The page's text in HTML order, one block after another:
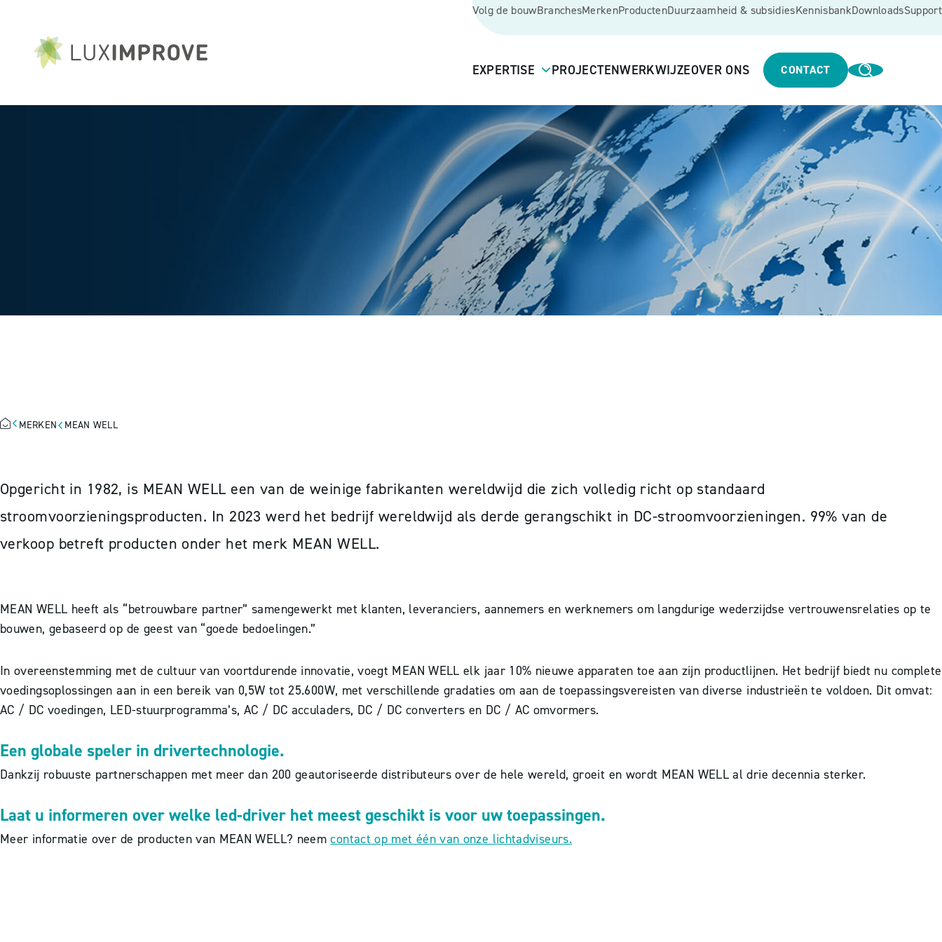
Volg de bouwBranchesMerkenProductenDuurzaamheid & subsidiesKennisbankDownloadsSupport
EXPERTISE PROJECTENWERKWIJZEOVER ONS CONTACT
MERKEN MEAN WELL
Opgericht in 1982, is MEAN WELL een van de weinige fabrikanten wereldwijd die zich volledig richt op standaard
stroomvoorzieningsproducten. In 2023 werd het bedrijf wereldwijd als derde gerangschikt in DC-stroomvoorzieningen. 99% van de
verkoop betreft producten onder het merk MEAN WELL.
MEAN WELL heeft als “betrouwbare partner” samengewerkt met klanten, leveranciers, aannemers en werknemers om langdurige wederzijdse vertrouwensrelaties op te
bouwen, gebaseerd op de geest van “goede bedoelingen.”
In overeenstemming met de cultuur van voortdurende innovatie, voegt MEAN WELL elk jaar 10% nieuwe apparaten toe aan zijn productlijnen. Het bedrijf biedt nu complete
voedingsoplossingen aan in een bereik van 0,5W tot 25.600W, met verschillende gradaties om aan de toepassingsvereisten van diverse industrieën te voldoen. Dit omvat:
AC / DC voedingen, LED-stuurprogramma’s, AC / DC acculaders, DC / DC converters en DC / AC omvormers.
Een globale speler in drivertechnologie.
Dankzij robuuste partnerschappen met meer dan 200 geautoriseerde distributeurs over de hele wereld, groeit en wordt MEAN WELL al drie decennia sterker.
Laat u informeren over welke led-driver het meest geschikt is voor uw toepassingen.
Meer informatie over de producten van MEAN WELL? neem contact op met één van onze lichtadviseurs.